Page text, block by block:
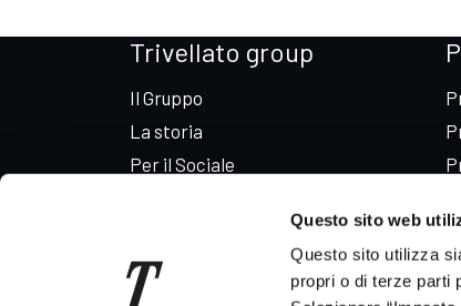
Questo sito web
Questo sito utilizza
propri o di terze parti
Trivellato group
Il Gruppo
La storia
Per il Sociale
Consegna auto in tutta Italia
Leasing e Finanziamenti